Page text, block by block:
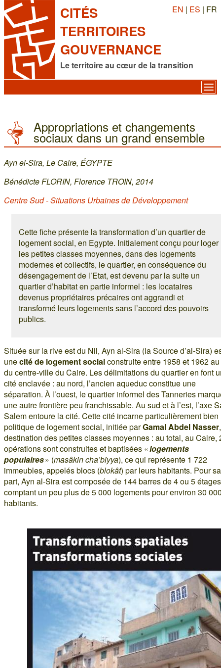
CITÉS
TERRITOIRES
GOUVERNANCE
Le territoire au cœur de la transition
EN | ES | FR
Appropriations et changements
sociaux dans un grand ensemble
Ayn el-Sira, Le Caire, ÉGYPTE
Bénédicte FLORIN, Florence TROIN, 2014
Centre Sud - Situations Urbaines de Développement
Cette fiche présente la transformation d’un quartier de
logement social, en Egypte. Initialement conçu pour loger
les petites classes moyennes, dans des logements
modernes et collectifs, le quartier, en conséquence du
désengagement de l’Etat, est devenu par la suite un
quartier d’habitat en partie informel : les locataires
devenus propriétaires précaires ont aggrandi et
transformé leurs logements sans l’accord des pouvoirs
publics.
Située sur la rive est du Nil, Ayn al-Sira (la Source d’al-Sira)
unecité de logement socialconstruite entre 1958 et 1962
du centre-ville du Caire. Les délimitations du quartier en font
cité enclavée : au nord, l’ancien aqueduc constitue une
séparation. À l’ouest, le quartier informel des Tanneries
une autre frontière peu franchissable. Au sud et à l’est, l’axe
Salem entoure la cité. Cette cité incarne particulièrement bien
politique de logement social, initiée parGamal Abdel Nasser
destination des petites classes moyennes : au total, au Caire,
opérations sont construites et baptisées «logements
populaires» (masâkin cha’biyya), ce qui représente 1 722
immeubles, appelés blocs (blokât) par leurs habitants. Pour sa
part, Ayn al-Sira est composée de 144 barres de 4 ou 5
comptant un peu plus de 5 000 logements pour environ 30
habitants.